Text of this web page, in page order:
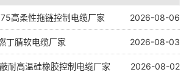
高柔性拖链控制电缆厂家 2026-08-06
丁腈软电缆厂家 2026-08-03
耐高温硅橡胶控制电缆厂家 2026-08-02